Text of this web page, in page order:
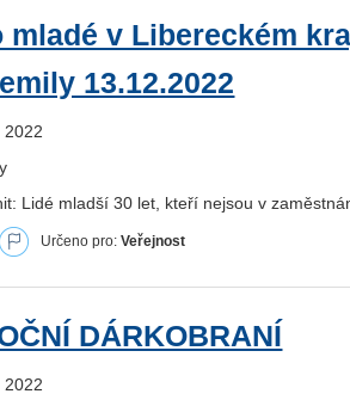
mladé v Libereckém
13.12.2022
2022
Lidé mladší 30 let, kteří nejsou v
Určeno pro:Veřejnost
DÁRKOBRANÍ
2022